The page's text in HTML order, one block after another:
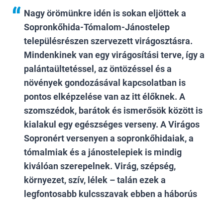
Nagy örömünkre idén is sokan eljöttek a
Sopronkőhida-Tómalom-Jánostelep
településrészen szervezett virágosztásra.
Mindenkinek van egy virágosítási terve, így a
palántaültetéssel, az öntözéssel és a
növények gondozásával kapcsolatban is
pontos elképzelése van az itt élőknek. A
szomszédok, barátok és ismerősök között is
kialakul egy egészséges verseny. A Virágos
Sopronért versenyen a sopronkőhidaiak, a
tómalmiak és a jánostelepiek is mindig
kiválóan szerepelnek. Virág, szépség,
környezet, szív, lélek – talán ezek a
legfontosabb kulcsszavak ebben a háborús